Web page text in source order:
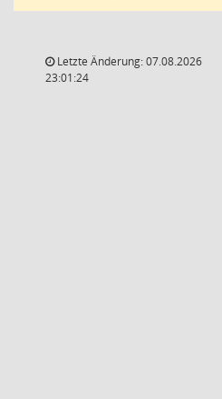
Letzte Änderung: 07.08.2026
23:01:24